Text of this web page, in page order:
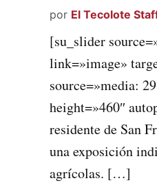
por El Tecolote
[su_slider
link=»image»
source=»media:
height=»460″
residente de San
una exposición
agrícolas. […]